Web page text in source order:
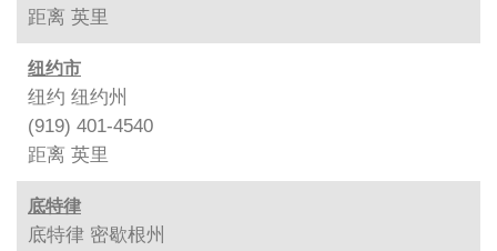
距离 英里
纽约市
纽约 纽约州
(919) 401-4540
距离 英里
底特律
底特律 密歇根州